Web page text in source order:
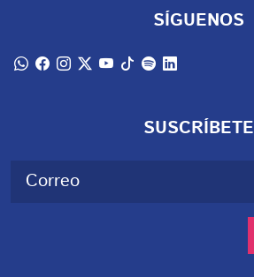
SÍGUENOS
SUSCRÍBETE